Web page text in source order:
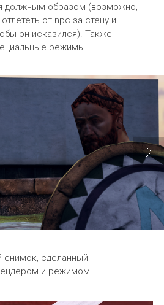
должным образом (возможно,
от npc за стену и
он исказился). Также
режимы
снимок, сделанный
и режимом